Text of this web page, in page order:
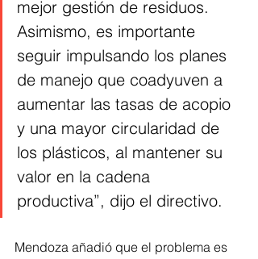
mejor gestión de residuos.
Asimismo, es importante
seguir impulsando los planes
de manejo que coadyuven a
aumentar las tasas de acopio
y una mayor circularidad de
los plásticos, al mantener su
valor en la cadena
productiva”, dijo el directivo.
Mendoza añadió que el problema es